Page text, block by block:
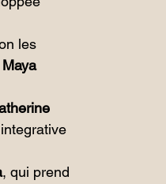
les
Maya
, qui prend